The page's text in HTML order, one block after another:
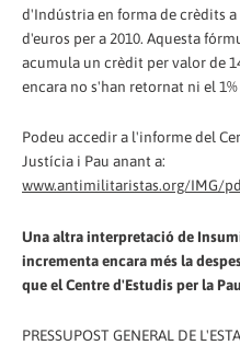
d'Indústria en forma de crèdits
d'euros per a 2010. Aquesta
acumula un crèdit per valor de
encara no s'han retornat ni el
Podeu accedir a l'informe del
Justícia i Pau anant a:
www.antimilitaristas.org/IMG/
Una altra interpretació de
incrementa encara més la
que el Centre d'Estudis per la
PRESSUPOST GENERAL DE